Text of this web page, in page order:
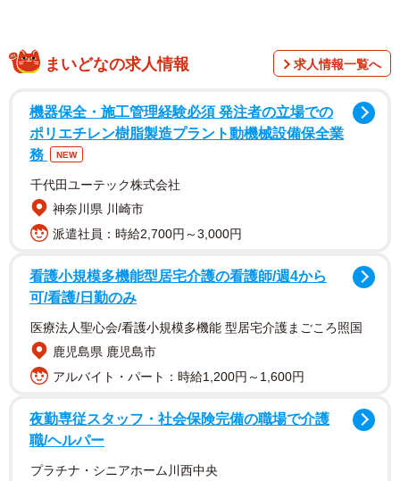
やワイドショーで繰り返し放送された。そしてドライブレ
コーダーの映像で驚いたのは何も大人だけではなかった。
学校へ提出する前に弟のポスターをツイッターに投稿した
た。まず発想がすごいなと思いました」と驚いていた。さ
らに弟が茨城で起きた事件を題材にしようと思った理由に
ついて、「インパクトが強くひと目見れば分かると言うよ
まいどなの求人情報 求人情報一覧へ
機器保全・施工管理経験必須 発注者の立場での
ポリエチレン樹脂製造プラント動機械設備保全業
務
NEW
千代田ユーテック株式会社
神奈川県 川崎市
派遣社員：時給2,700円～3,000円
看護小規模多機能型居宅介護の看護師/週4から
可/看護/日勤のみ
医療法人聖心会/看護小規模多機能 型居宅介護まごころ照国
鹿児島県 鹿児島市
アルバイト・パート：時給1,200円～1,600円
夜勤専従スタッフ・社会保険完備の職場で介護
職/ヘルパー
プラチナ・シニアホーム川西中央